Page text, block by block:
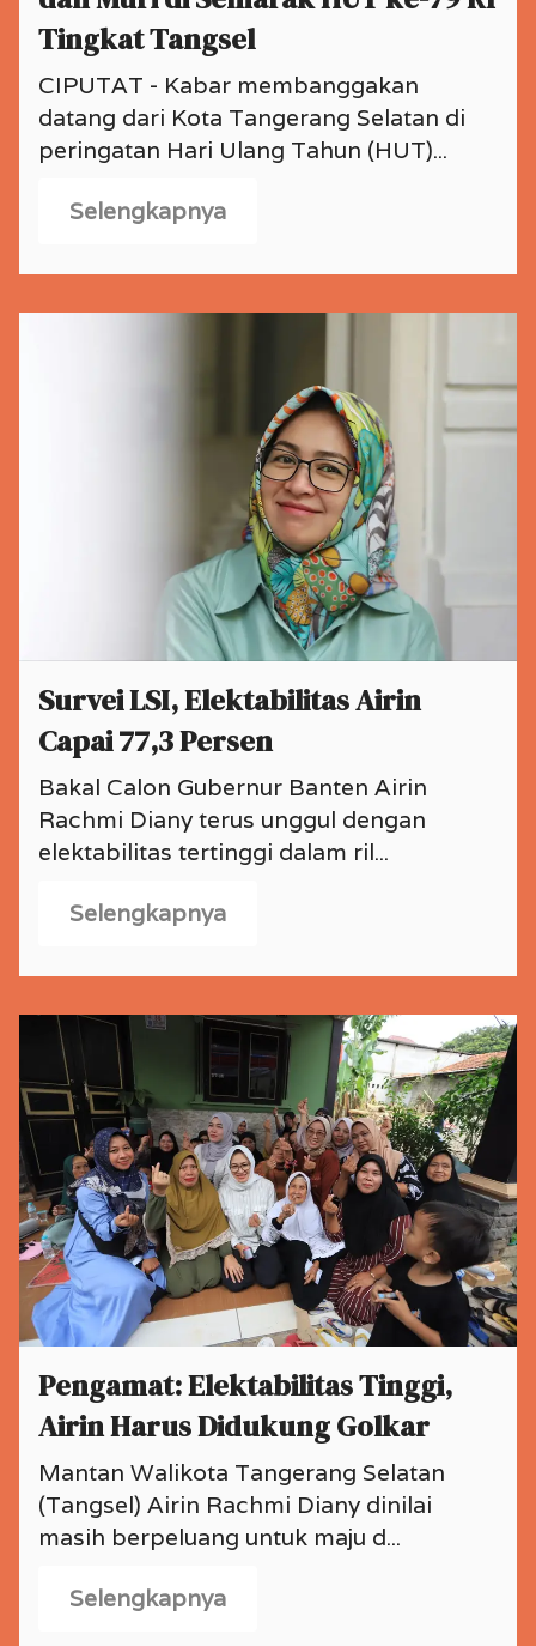
Tingkat Tangsel
CIPUTAT - Kabar membanggakan
datang dari Kota Tangerang Selatan di
peringatan Hari Ulang Tahun (HUT)...
Selengkapnya
Survei LSI, Elektabilitas Airin
Capai 77,3 Persen
Bakal Calon Gubernur Banten Airin
Rachmi Diany terus unggul dengan
elektabilitas tertinggi dalam ril...
Selengkapnya
Pengamat: Elektabilitas Tinggi,
Airin Harus Didukung Golkar
Mantan Walikota Tangerang Selatan
(Tangsel) Airin Rachmi Diany dinilai
masih berpeluang untuk maju d...
Selengkapnya